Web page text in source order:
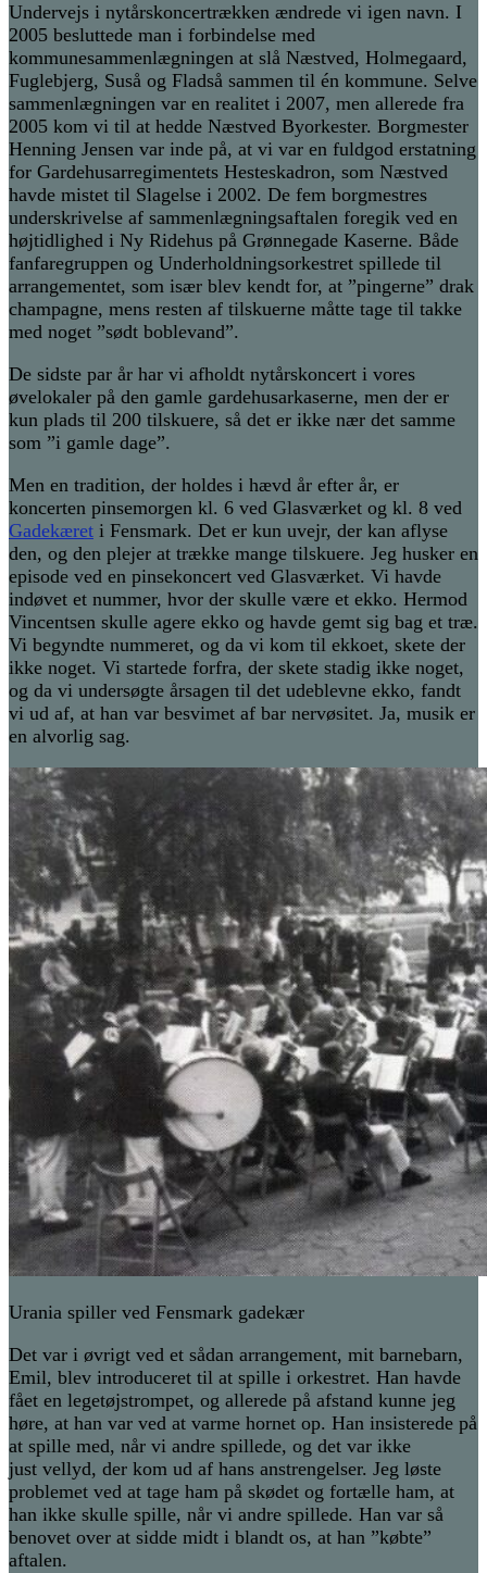
Undervejs i nytårskoncertrækken ændrede vi igen navn. I
2005 besluttede man i forbindelse med
kommunesammenlægningen at slå Næstved, Holmegaard,
Fuglebjerg, Suså og Fladså sammen til én kommune. Selve
sammenlægningen var en realitet i 2007, men allerede fra
2005 kom vi til at hedde Næstved Byorkester. Borgmester
Henning Jensen var inde på, at vi var en fuldgod erstatning
for Gardehusarregimentets Hesteskadron, som Næstved
havde mistet til Slagelse i 2002. De fem borgmestres
underskrivelse af sammenlægningsaftalen foregik ved en
højtidlighed i Ny Ridehus på Grønnegade Kaserne. Både
fanfaregruppen og Underholdningsorkestret spillede til
arrangementet, som især blev kendt for, at ”pingerne” drak
champagne, mens resten af tilskuerne måtte tage til takke
med noget ”sødt boblevand”.
De sidste par år har vi afholdt nytårskoncert i vores
øvelokaler på den gamle gardehusarkaserne, men der er
kun plads til 200 tilskuere, så det er ikke nær det samme
som ”i gamle dage”.
Men en tradition, der holdes i hævd år efter år, er
koncerten pinsemorgen kl. 6 ved Glasværket og kl. 8 ved
Gadekæret i Fensmark. Det er kun uvejr, der kan aflyse
den, og den plejer at trække mange tilskuere. Jeg husker en
episode ved en pinsekoncert ved Glasværket. Vi havde
indøvet et nummer, hvor der skulle være et ekko. Hermod
Vincentsen skulle agere ekko og havde gemt sig bag et træ.
Vi begyndte nummeret, og da vi kom til ekkoet, skete der
ikke noget. Vi startede forfra, der skete stadig ikke noget,
og da vi undersøgte årsagen til det udeblevne ekko, fandt
vi ud af, at han var besvimet af bar nervøsitet. Ja, musik er
en alvorlig sag.
Urania spiller ved Fensmark gadekær
Det var i øvrigt ved et sådan arrangement, mit barnebarn,
Emil, blev introduceret til at spille i orkestret. Han havde
fået en legetøjstrompet, og allerede på afstand kunne jeg
høre, at han var ved at varme hornet op. Han insisterede på
at spille med, når vi andre spillede, og det var ikke
just vellyd, der kom ud af hans anstrengelser. Jeg løste
problemet ved at tage ham på skødet og fortælle ham, at
han ikke skulle spille, når vi andre spillede. Han var så
benovet over at sidde midt i blandt os, at han ”købte”
aftalen.